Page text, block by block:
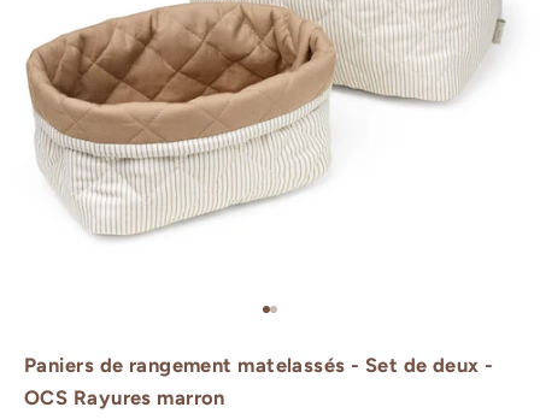
Aller à l'élément 1
Aller à l'élément 2
Paniers de rangement matelassés - Set de deux -
OCS Rayures marron